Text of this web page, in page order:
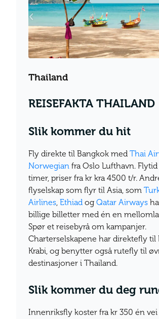
Thailand
REISEFAKTA THAILAND
Slik kommer du hit
Fly direkte til Bangkok med Thai
Norwegian fra Oslo Lufthavn. Flytid
timer, priser fra kr kra 4500 t/r.
flyselskap som flyr til Asia, som
Airlines, Ethiad og Qatar Airways
billige billetter med én en
Spør et reisebyrå om kampanjer.
Charterselskapene har direktefly til
Krabi, og benytter også rutefly til
destinasjoner i Thailand.
Slik kommer du deg
Innenriksfly koster fra kr 350 én